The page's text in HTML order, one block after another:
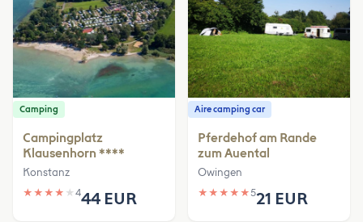
Camping
Campingplatz
Klausenhorn ****
Konstanz
★ ★ ★ ★ ★ 444 EUR
Aire camping car
Pferdehof am Rande
zum Auental
Owingen
★ ★ ★ ★ ★521 EUR